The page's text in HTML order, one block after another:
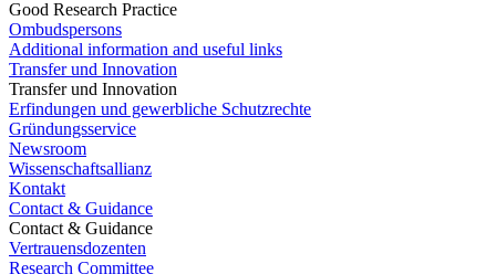
Good Research Practice
Ombudspersons
Additional information and useful links
Transfer und Innovation
Transfer und Innovation
Erfindungen und gewerbliche Schutzrechte
Gründungsservice
Newsroom
Wissenschaftsallianz
Kontakt
Contact & Guidance
Contact & Guidance
Vertrauensdozenten
Research Committee